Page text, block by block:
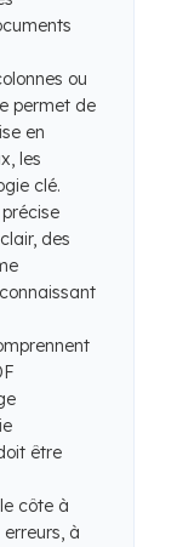
ou
permet de
en
les
clé.
des
être
côte à
à